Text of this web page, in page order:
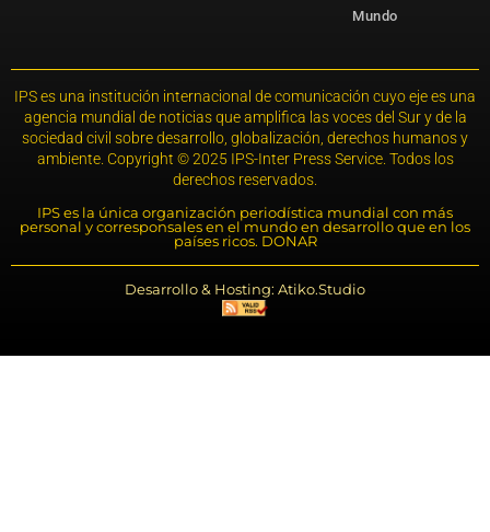
Mundo
IPS es una institución internacional de comunicación cuyo eje es una
agencia mundial de noticias que amplifica las voces del Sur y de la
sociedad civil sobre desarrollo, globalización, derechos humanos y
ambiente. Copyright © 2025 IPS-Inter Press Service. Todos los
derechos reservados.
IPS es la única organización periodística mundial con más
personal y corresponsales en el mundo en desarrollo que en los
países ricos. DONAR
Desarrollo & Hosting: Atiko.Studio